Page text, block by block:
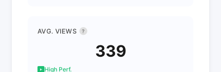
AVG. VIEWS ?
339
High Perf.